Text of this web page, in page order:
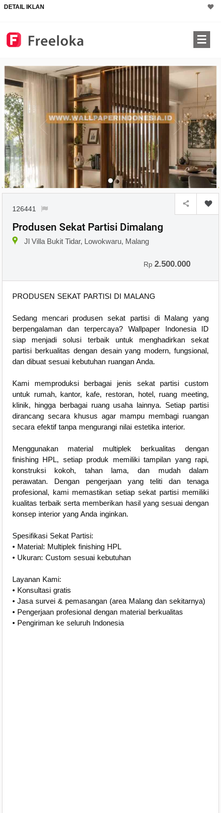
DETAIL IKLAN
126441
Produsen Sekat Partisi Dimalang
Jl Villa Bukit Tidar, Lowokwaru, Malang
Rp2.500.000
PRODUSEN SEKAT PARTISI DI MALANG
Sedang mencari produsen sekat partisi di Malang yang
berpengalaman dan terpercaya? Wallpaper Indonesia ID
siap menjadi solusi terbaik untuk menghadirkan sekat
partisi berkualitas dengan desain yang modern, fungsional,
dan dibuat sesuai kebutuhan ruangan Anda.
Kami memproduksi berbagai jenis sekat partisi custom
untuk rumah, kantor, kafe, restoran, hotel, ruang meeting,
klinik, hingga berbagai ruang usaha lainnya. Setiap partisi
dirancang secara khusus agar mampu membagi ruangan
secara efektif tanpa mengurangi nilai estetika interior.
Menggunakan material multiplek berkualitas dengan
finishing HPL, setiap produk memiliki tampilan yang rapi,
konstruksi kokoh, tahan lama, dan mudah dalam
perawatan. Dengan pengerjaan yang teliti dan tenaga
profesional, kami memastikan setiap sekat partisi memiliki
kualitas terbaik serta memberikan hasil yang sesuai dengan
konsep interior yang Anda inginkan.
Spesifikasi Sekat Partisi:
• Material: Multiplek finishing HPL
• Ukuran: Custom sesuai kebutuhan
Layanan Kami:
• Konsultasi gratis
• Jasa survei & pemasangan (area Malang dan sekitarnya)
• Pengerjaan profesional dengan material berkualitas
• Pengiriman ke seluruh Indonesia